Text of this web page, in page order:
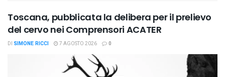
Toscana, pubblicata la delibera per il prelievo
del cervo nei Comprensori ACATER
DI SIMONE RICCI 7 AGOSTO 2026 0